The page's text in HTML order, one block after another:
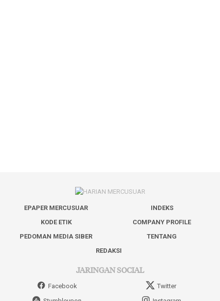
EPAPER MERCUSUAR
INDEKS
KODE ETIK
COMPANY PROFILE
PEDOMAN MEDIA SIBER
TENTANG
REDAKSI
JARINGAN SOCIAL
Facebook
Twitter